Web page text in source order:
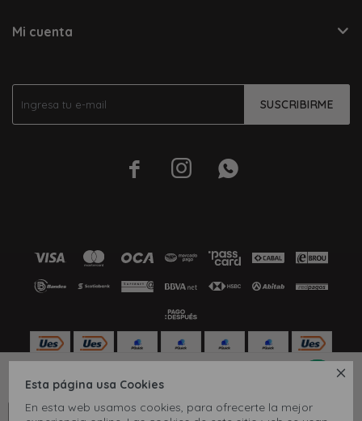

Esta página usa Cookies
En esta web usamos cookies, para ofrecerte la mejor
CONOCÉ TU TALLE
SUSCRIBIRME
  
Mi cuenta
© Copyright 2026 / Inbox